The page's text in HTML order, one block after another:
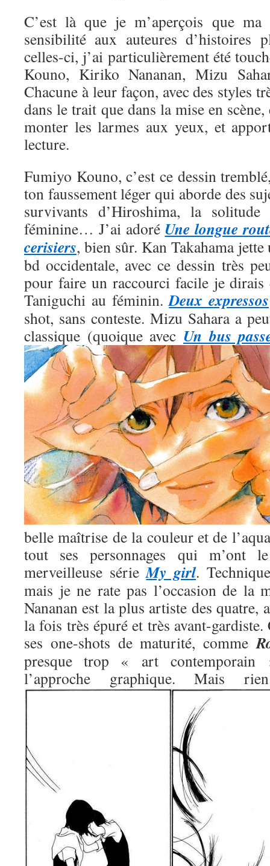
C’est là que je m’aperçois que
sensibilité aux auteures d’histoires
celles-ci, j’ai particulièrement été
Kouno, Kiriko Nananan, Mizu
Chacune à leur façon, avec des styles
dans le trait que dans la mise en
monter les larmes aux yeux, et
lecture.
Fumiyo Kouno, c’est ce dessin
ton faussement léger qui aborde des
survivants d’Hiroshima, la
féminine… J’ai adoré Une longue
cerisiers, bien sûr. Kan Takahama
bd occidentale, avec ce dessin très
pour faire un raccourci facile je dirais
Taniguchi au féminin.Deux expressos
shot, sans conteste. Mizu Sahara a
classique (quoique avec Un bus
belle maîtrise de la couleur et de
tout ses personnages qui m’ont
merveilleuse sérieMy girl.
mais je ne rate pas l’occasion de la
Nananan est la plus artiste des quatre,
la fois très épuré et très avant-
ses one-shots de maturité, comme
presque trop « art contemporain
l’approche graphique. Mais